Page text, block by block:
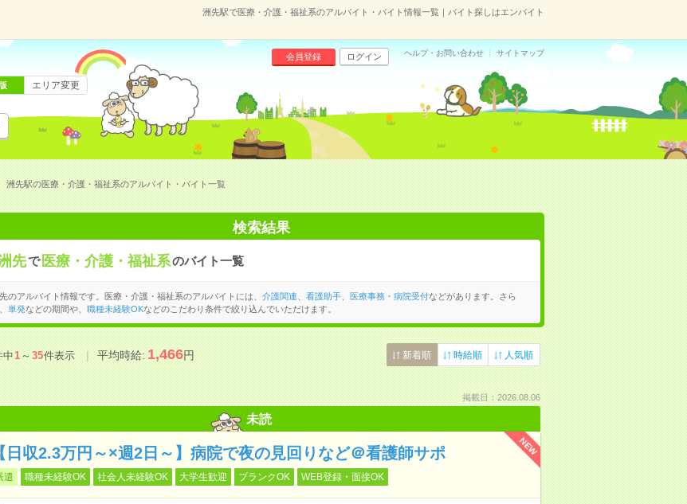
洲先駅で医療・介護・福祉系のアルバイト・バイト情報一覧｜バイト探しはエンバイト
会員登録 ログイン ヘルプ・お問い合わせ サイトマップ
エリア変更
洲先駅の医療・介護・福祉系のアルバイト・バイト一覧
検索結果
先で 医療・介護・福祉系のバイト一覧
のアルバイト情報です。医療・介護・福祉系のアルバイトには、 介護関連 看護助手、 医療事務・病院受付などがあります。さら
単発などの期間や、 職種未経験OKなどのこだわり条件で絞り込んでいただけます。
中1～35件表示 平均時給:1,466円 新着順 時給順 人気順
掲載日：2026.08.06
未読
NEW
日収2.3万円～×週2日～】病院で夜の見回りなど＠看護師サポ
遣 職種未経験OK 社会人未経験OK 大学生歓迎 ブランクOK WEB登録・面接OK